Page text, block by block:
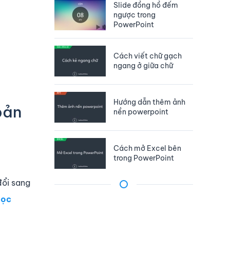
sang
Slide đồng hồ đếm
ngược trong
PowerPoint
Cách viết chữ gạch
ngang ở giữa chữ
Hướng dẫn thêm ảnh
nền powerpoint
Cách mở Excel bên
trong PowerPoint